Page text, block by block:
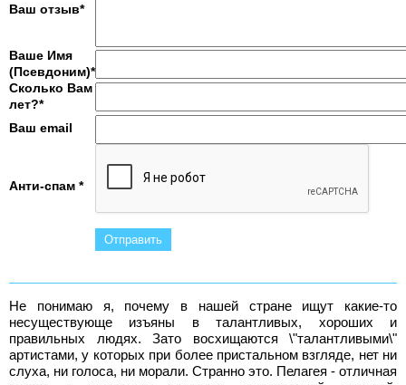
Ваш отзыв*
Ваше Имя
(Псевдоним)*
Сколько Вам
лет?*
Ваш email
Анти-спам *
Не понимаю я, почему в нашей стране ищут какие-то
несуществующе изъяны в талантливых, хороших и
правильных людях. Зато восхищаются \"талантливыми\"
артистами, у которых при более пристальном взгляде, нет ни
слуха, ни голоса, ни морали. Странно это. Пелагея - отличная